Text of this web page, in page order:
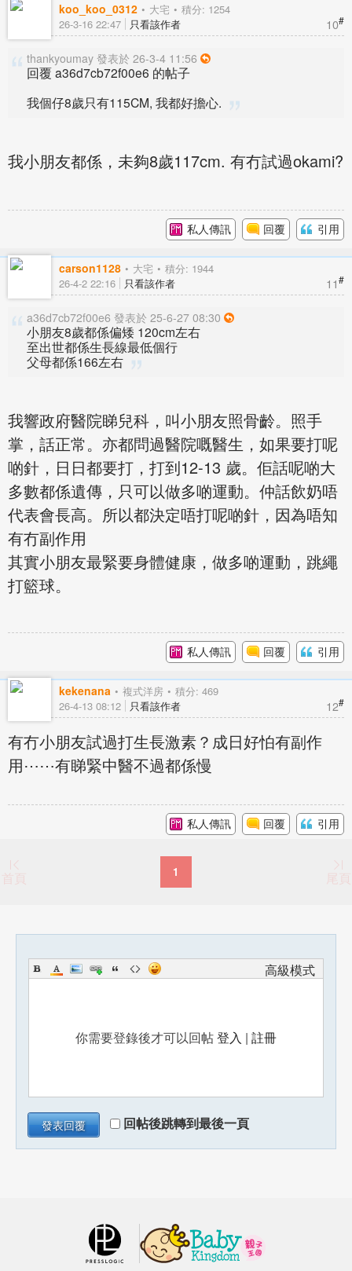
koo_koo_0312 大宅 積分: 1254
10#
26-3-16 22:47 只看該作者
thankyoumay 發表於 26-3-4 11:56
回覆 a36d7cb72f00e6 的帖子
我個仔8歲只有115CM, 我都好擔心.
我小朋友都係，未夠8歲117cm. 有冇試過okami?
私人傳訊 回覆 引用
carson1128 大宅 積分: 1944
11#
26-4-2 22:16 只看該作者
a36d7cb72f00e6 發表於 25-6-27 08:30
小朋友8歲都係偏矮 120cm左右
至出世都係生長線最低個行
父母都係166左右
我響政府醫院睇兒科，叫小朋友照骨齡。照手
掌，話正常。亦都問過醫院嘅醫生，如果要打呢
啲針，日日都要打，打到12-13 歲。佢話呢啲大
多數都係遺傳，只可以做多啲運動。仲話飲奶唔
代表會長高。所以都決定唔打呢啲針，因為唔知
有冇副作用
其實小朋友最緊要身體健康，做多啲運動，跳繩
打籃球。
私人傳訊 回覆 引用
kekenana 複式洋房 積分: 469
12#
26-4-13 08:12 只看該作者
有冇小朋友試過打生長激素？成日好怕有副作
用⋯⋯有睇緊中醫不過都係慢
私人傳訊 回覆 引用
首頁 1 尾頁
高級模式
你需要登錄後才可以回帖登入 | 註冊
發表回覆 回帖後跳轉到最後一頁